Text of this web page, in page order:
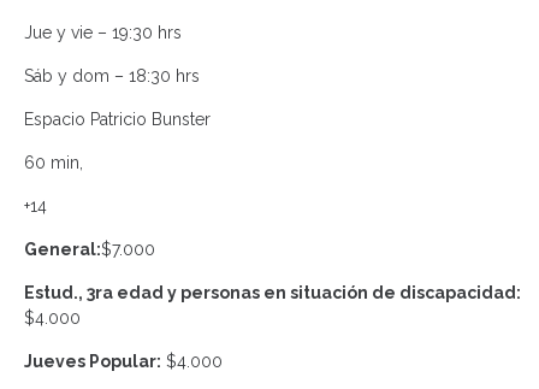
Jue y vie – 19:30 hrs
Sáb y dom – 18:30 hrs
Espacio Patricio Bunster
60 min,
+14
General:$7.000
Estud., 3ra edad y personas en situación de discapacidad:
$4.000
Jueves Popular: $4.000